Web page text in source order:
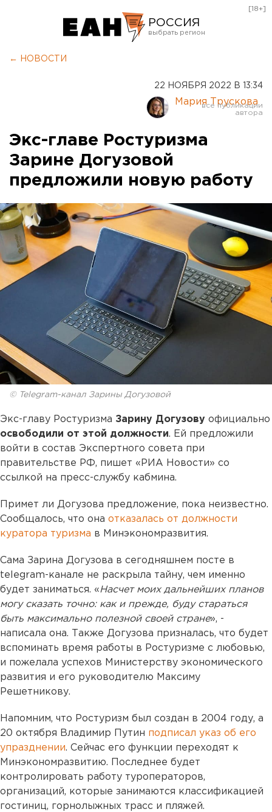
РОССИЯ
Курган
Оренбург
[18+]
← НОВОСТИ
22 НОЯБРЯ 2022 В 13:34
Мария Трускова
Экс-главе Ростуризма
Зарине Догузовой
предложили новую работу
© Telegram-канал Зарины Догузовой
Экс-главу Ростуризма Зарину Догузову официально
освободили от этой должности. Ей предложили
войти в состав Экспертного совета при
правительстве РФ, пишет «РИА Новости» со
ссылкой на пресс-службу кабмина.
Примет ли Догузова предложение, пока неизвестно.
Сообщалось, что она отказалась от должности
куратора туризма в Минэкономразвития.
Сама Зарина Догузова в сегодняшнем посте в
telegram-канале не раскрыла тайну, чем именно
будет заниматься. «Насчет моих дальнейших планов
могу сказать точно: как и прежде, буду стараться
быть максимально полезной своей стране», -
написала она. Также Догузова призналась, что будет
вспоминать время работы в Ростуризме с любовью,
и пожелала успехов Министерству экономического
развития и его руководителю Максиму
Решетникову.
Напомним, что Ростуризм был создан в 2004 году, а
20 октября Владимир Путин подписал указ об его
упразднении. Сейчас его функции переходят к
Минэкономразвитию. Последнее будет
контролировать работу туроператоров,
организаций, которые занимаются классификацией
гостиниц, горнолыжных трасс и пляжей.